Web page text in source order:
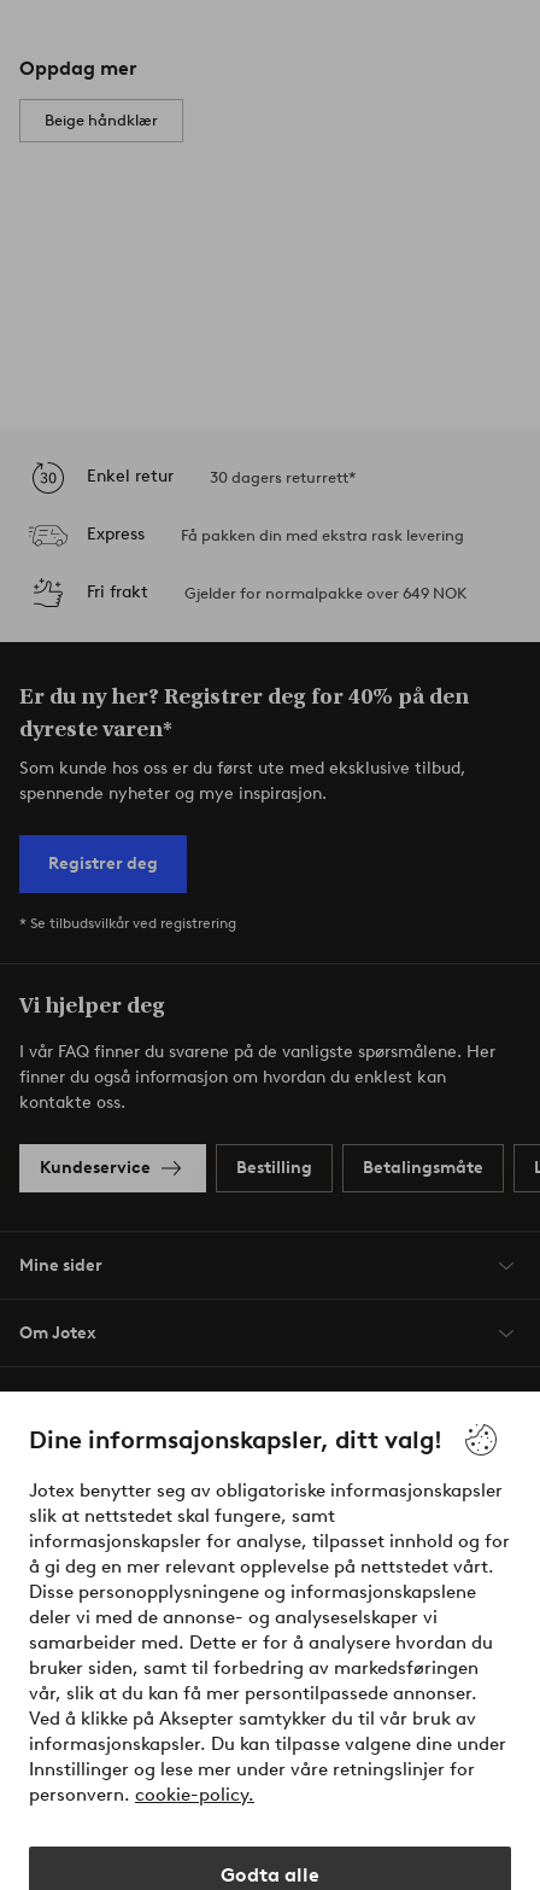
Dine informsajonskapsler, ditt valg!
Jotex benytter seg av obligatoriske informasjonskapsler
slik at nettstedet skal fungere, samt
informasjonskapsler for analyse, tilpasset innhold og for
å gi deg en mer relevant opplevelse på nettstedet vårt.
Disse personopplysningene og informasjonskapslene
deler vi med de annonse- og analyseselskaper vi
samarbeider med. Dette er for å analysere hvordan du
bruker siden, samt til forbedring av markedsføringen
vår, slik at du kan få mer persontilpassede annonser.
Ved å klikke på Aksepter samtykker du til vår bruk av
informasjonskapsler. Du kan tilpasse valgene dine under
Innstillinger og lese mer under våre retningslinjer for
personvern. cookie-policy.
Godta alle
Oppdag mer
Beige håndklær
Enkel retur 30 dagers returrett*
Express Få pakken din med ekstra rask levering
Fri frakt Gjelder for normalpakke over 649 NOK
Er du ny her? Registrer deg for 40% på den
dyreste varen*
Som kunde hos oss er du først ute med eksklusive tilbud,
spennende nyheter og mye inspirasjon.
Registrer deg
* Se tilbudsvilkår ved registrering
Vi hjelper deg
I vår FAQ finner du svarene på de vanligste spørsmålene. Her
finner du også informasjon om hvordan du enklest kan
kontakte oss.
Kundeservice Bestilling Betalingsmåte
Mine sider
Om Jotex
Venner
Sikre betalinger - Betal direkte eller del opp
Vil du vite mer om våre betalingsalternativer?
elpy